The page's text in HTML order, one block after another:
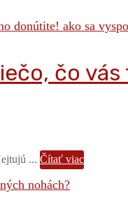
čo
... Čítať viac